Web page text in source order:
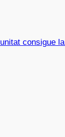
consigue